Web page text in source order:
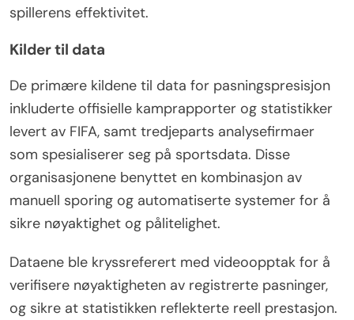
spillerens effektivitet.
Kilder til data
De primære kildene til data for pasningspresisjon
inkluderte offisielle kamprapporter og statistikker
levert av FIFA, samt tredjeparts analysefirmaer
som spesialiserer seg på sportsdata. Disse
organisasjonene benyttet en kombinasjon av
manuell sporing og automatiserte systemer for å
sikre nøyaktighet og pålitelighet.
Dataene ble kryssreferert med videoopptak for å
verifisere nøyaktigheten av registrerte pasninger,
og sikre at statistikken reflekterte reell prestasjon.